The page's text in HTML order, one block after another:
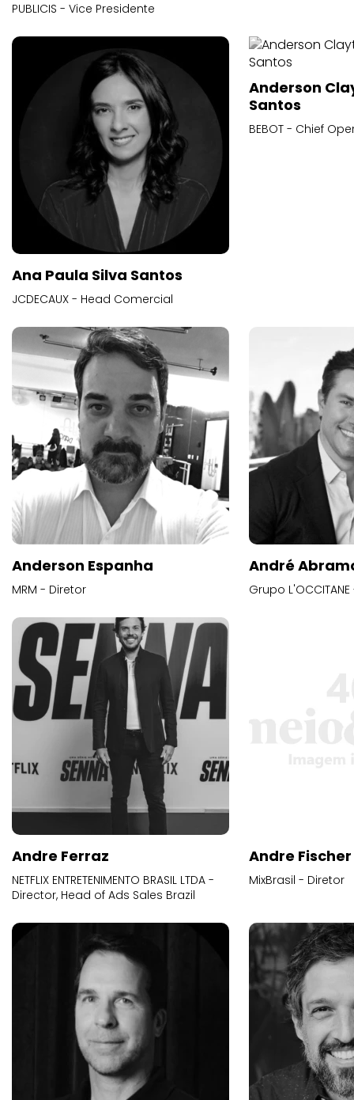
PUBLICIS - Vice Presidente
Ana Paula Silva Santos
JCDECAUX - Head Comercial
Anderson
Santos
BEBOT - Chief
Anderson Espanha
MRM - Diretor
André
Grupo
Andre Ferraz
NETFLIX ENTRETENIMENTO BRASIL LTDA -
Director, Head of Ads Sales Brazil
Andre Fischer
MixBrasil - Diretor